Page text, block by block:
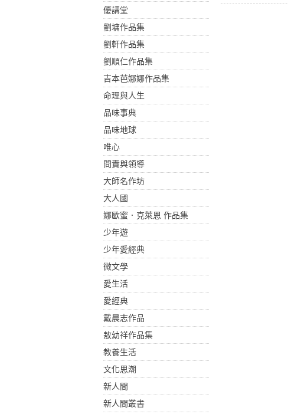
優講堂
劉墉作品集
劉軒作品集
劉順仁作品集
吉本芭娜娜作品集
命理與人生
品味事典
品味地球
唯心
問責與領導
大師名作坊
大人國
娜歐蜜．克萊恩 作品集
少年遊
少年愛經典
微文學
愛生活
愛經典
戴晨志作品
敖幼祥作品集
教養生活
文化思潮
新人間
新人間叢書